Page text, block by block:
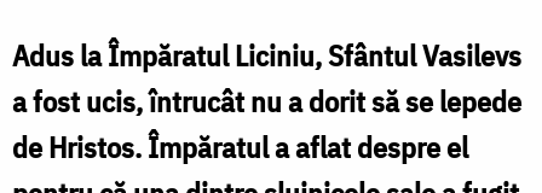
Mucenic
Vasilevs
‒
drumul
Adus la Împăratul Liciniu, Sfântul Vasilevs
a fost ucis, întrucât nu a dorit să se lepede
de Hristos. Împăratul a aflat despre el